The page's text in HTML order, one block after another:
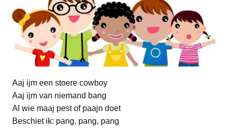
Aaj ijm een stoere cowboy
Aaj ijm van niemand bang
Al wie maaj pest of paajn doet
Beschiet ik: pang, pang, pang